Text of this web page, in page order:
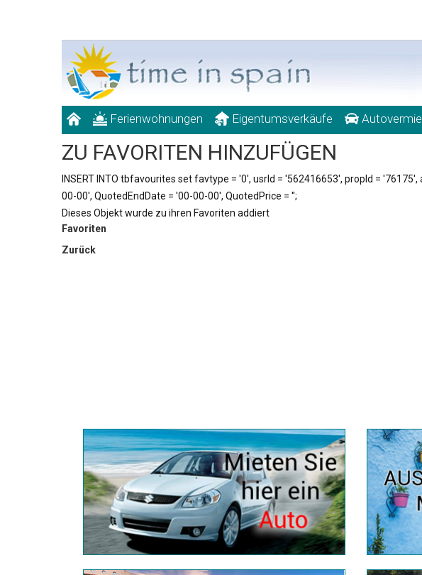
Ferienwohnungen Eigentumsverkäufe
ZU FAVORITEN HINZUFÜGEN
INSERT INTO tbfavourites set favtype = '0', usrId = '562416653', propId =
00-00', QuotedEndDate = '00-00-00', QuotedPrice = '';
Dieses Objekt wurde zu ihren Favoriten addiert
Favoriten
Zurück